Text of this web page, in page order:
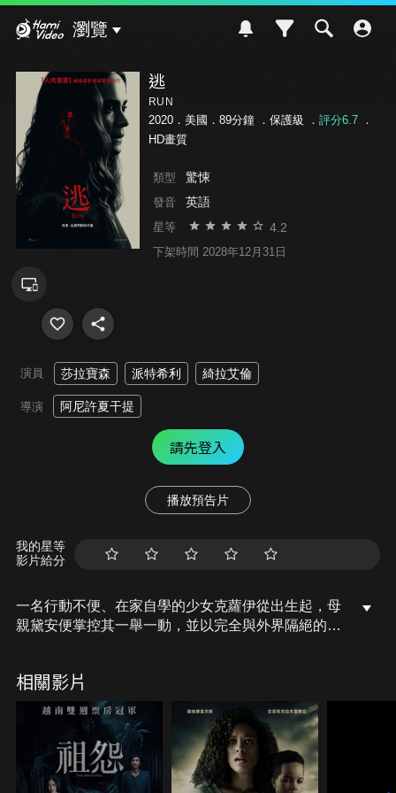
瀏覽
逃
RUN
2020．美國．89分鐘 ． 保護級 ． 評分6.7．
HD畫質
類型 驚悚
發音 英語
星等 4.2
下架時間 2028年12月31日
演員 莎拉寶森 派特希利 綺拉艾倫
導演 阿尼許夏干提
請先登入
播放預告片
我的星等
影片給分
一名行動不便、在家自學的少女克蘿伊從出生起，母
親黛安便掌控其一舉一動，並以完全與外界隔絕的方
相關影片